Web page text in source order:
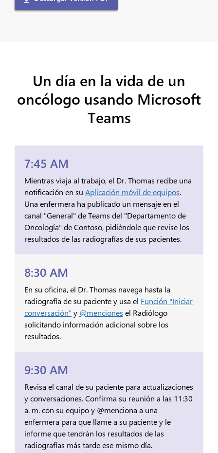
Un día en la vida de un
oncólogo usando Microsoft
Teams
7:45 AM
Mientras viaja al trabajo, el Dr. Thomas recibe una
notificación en su Aplicación móvil de equipos.
Una enfermera ha publicado un mensaje en el
canal "General" de Teams del "Departamento de
Oncología" de Contoso, pidiéndole que revise los
resultados de las radiografías de sus pacientes.
8:30 AM
En su oficina, el Dr. Thomas navega hasta la
radiografía de su paciente y usa el Función "Iniciar
conversación" y @menciones el Radiólogo
solicitando información adicional sobre los
resultados.
9:30 AM
Revisa el canal de su paciente para actualizaciones
y conversaciones. Confirma su reunión a las 11:30
a. m. con su equipo y @menciona a una
enfermera para que llame a su paciente y le
informe que tendrán los resultados de las
radiografías más tarde ese mismo día.